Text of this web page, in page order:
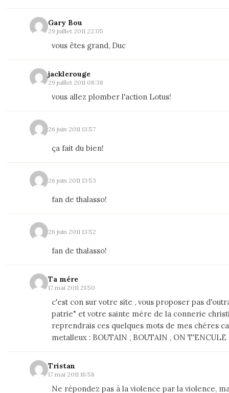
Gary Bou
29 juillet 2011 22:05
vous êtes grand, Duc
jacklerouge
29 juillet 2011 08:38
vous allez plomber l'action Lotus!
26 juin 2011 13:57
ça fait du bien!
26 juin 2011 13:53
fan de thalasso!
26 juin 2011 13:52
fan de thalasso!
Ta mére
17 mai 2011 21:50
c'est con sur votre site , vous proposer pas
patrie" et votre sainte mére de la connerie
reprendrais ces quelques mots de mes chéres
metalleux : BOUTAIN , BOUTAIN , ON T'ENCULE
Tristan
17 mai 2011 16:58
Ne répondez pas à la violence par la violence,